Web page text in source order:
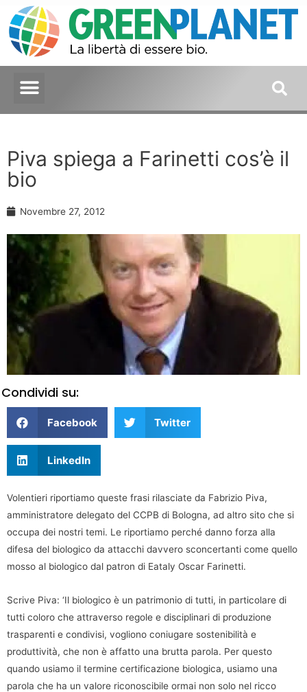
Piva spiega a Farinetti cos’è il
bio
Novembre 27, 2012
Condividi su:
Facebook Twitter
LinkedIn
Volentieri riportiamo queste frasi rilasciate da Fabrizio Piva,
amministratore delegato del CCPB di Bologna, ad altro sito che si
occupa dei nostri temi. Le riportiamo perché danno forza alla
difesa del biologico da attacchi davvero sconcertanti come quello
mosso al biologico dal patron di Eataly Oscar Farinetti.
Scrive Piva: ‘Il biologico è un patrimonio di tutti, in particolare di
tutti coloro che attraverso regole e disciplinari di produzione
trasparenti e condivisi, vogliono coniugare sostenibilità e
produttività, che non è affatto una brutta parola. Per questo
quando usiamo il termine certificazione biologica, usiamo una
parola che ha un valore riconoscibile ormai non solo nel ricco